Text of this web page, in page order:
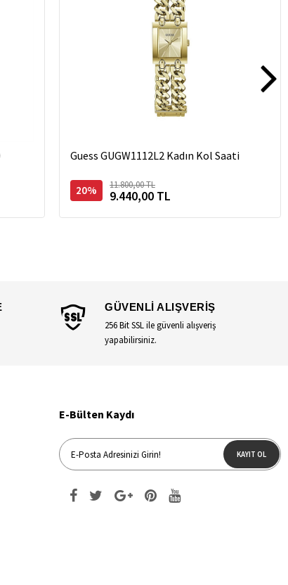
Guess GUGW1112L2 Kadın Kol Saati
20% 11.800,00 TL
9.440,00 TL
GÜVENLİ ALIŞVERİŞ
256 Bit SSL ile güvenli alışveriş
yapabilirsiniz.
E-Bülten Kaydı
KAYIT OL